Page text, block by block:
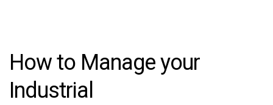
How to Manage your
Industrial